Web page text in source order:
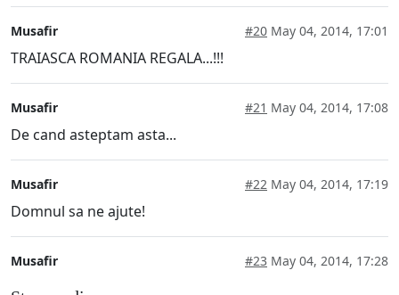
Musafir #20 May 04, 2014, 17:01
TRAIASCA ROMANIA REGALA...!!!
Musafir #21 May 04, 2014, 17:08
De cand asteptam asta...
Musafir #22 May 04, 2014, 17:19
Domnul sa ne ajute!
Musafir #23 May 04, 2014, 17:28